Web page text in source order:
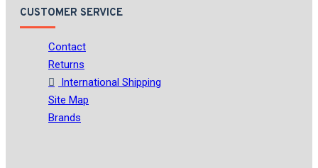
CUSTOMER SERVICE
Contact
Returns
International Shipping
Site Map
Brands